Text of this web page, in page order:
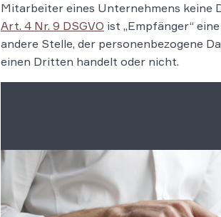
Mitarbeiter eines Unternehmens keine
Art. 4 Nr. 9 DSGVO ist „Empfänger“
andere Stelle, der personenbezogene
einen Dritten handelt oder nicht.